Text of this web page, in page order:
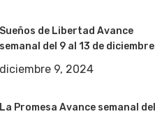
Sueños de Libertad Avance
semanal del 9 al 13 de diciembre
diciembre 9, 2024
La Promesa Avance semanal del